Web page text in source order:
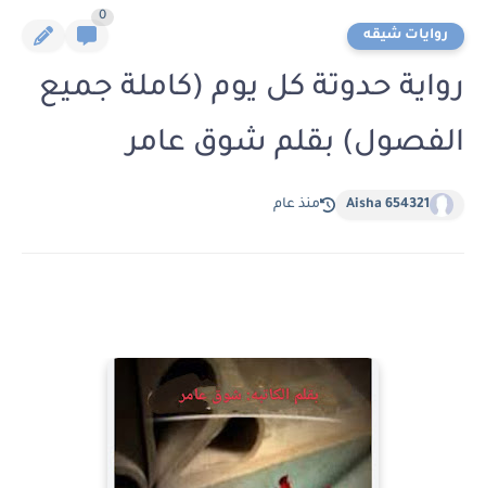
روايات شيقه
0
رواية حدوتة كل يوم (كاملة جميع
الفصول) بقلم شوق عامر
Aisha 654321 منذ عام